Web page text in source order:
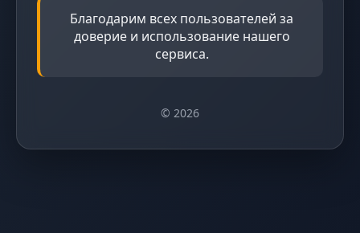
Благодарим всех пользователей за
доверие и использование нашего
сервиса.
© 2026